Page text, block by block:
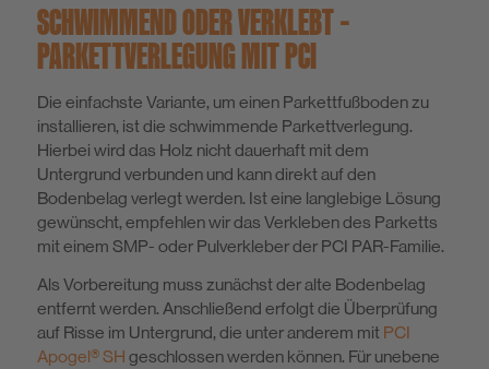
SCHWIMMEND ODER VERKLEBT –
PARKETTVERLEGUNG MIT PCI
Die einfachste Variante, um einen Parkettfußboden zu
installieren, ist die schwimmende Parkettverlegung.
Hierbei wird das Holz nicht dauerhaft mit dem
Untergrund verbunden und kann direkt auf den
Bodenbelag verlegt werden. Ist eine langlebige Lösung
gewünscht, empfehlen wir das Verkleben des Parketts
mit einem SMP- oder Pulverkleber der PCI PAR-Familie.
Als Vorbereitung muss zunächst der alte Bodenbelag
entfernt werden. Anschließend erfolgt die Überprüfung
auf Risse im Untergrund, die unter anderem mit PCI
Apogel® SH geschlossen werden können. Für unebene